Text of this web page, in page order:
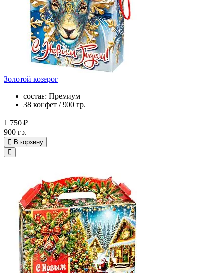
Золотой козерог
состав: Премиум
38 конфет / 900 гр.
1 750 ₽
900 гр.
В корзину